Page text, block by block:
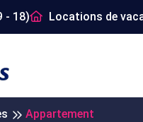
- 18) Locations de
Appartement